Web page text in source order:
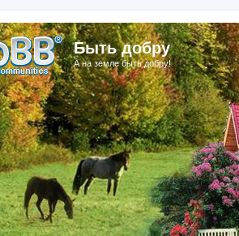
Быть добру
А на земле быть добру!